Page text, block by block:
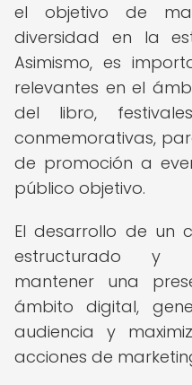
el objetivo de
diversidad en la
Asimismo, es
relevantes en el
del libro,
conmemorativas,
de promoción a
público objetivo.
El desarrollo de un
estructurado y
mantener una
ámbito digital,
audiencia y
acciones de